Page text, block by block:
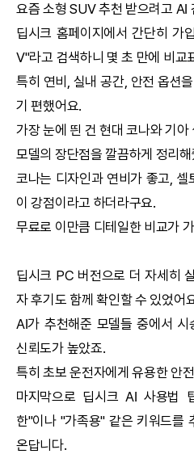
요즘 소형 SUV 추천 받으려고 AI
딥시크 홈페이지에서 간단히 가
V"라고 검색하니 몇 초 만에 비교
특히 연비, 실내 공간, 안전 옵션
기 편했어요.
가장 눈에 띈 건 현대 코나와 기아
모델의 장단점을 깔끔하게 정리
코나는 디자인과 연비가 좋고,
이 강점이라고 하더라구요.
무료로 이만큼 디테일한 비교가
딥시크 PC 버전으로 더 자세히
자 후기도 함께 확인할 수 있었어
AI가 추천해준 모델들 중에서
신뢰도가 높았죠.
특히 초보 운전자에게 유용한 안
마지막으로 딥시크 AI 사용법
한"이나 "가족용" 같은 키워드를
온답니다.